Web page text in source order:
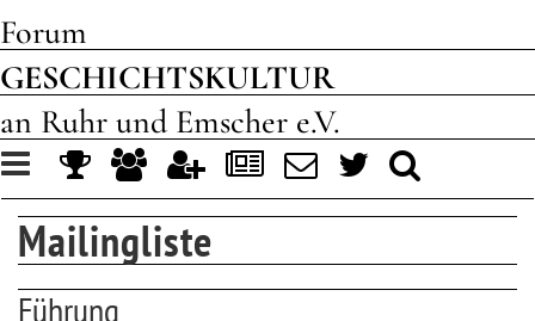
Forum
GESCHICHTSKULTUR
an Ruhr und Emscher e.V.
Toggle
navigation
Mailingliste
Führung